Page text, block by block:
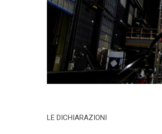
LE DICHIARAZIONI